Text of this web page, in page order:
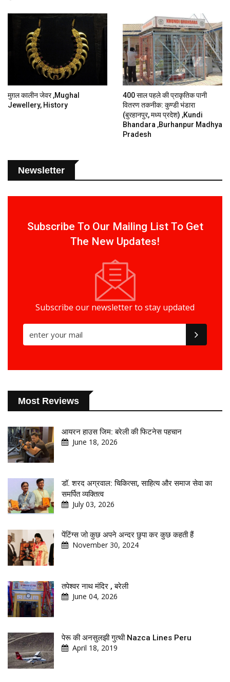
मुग़ल कालीन जेवर ,mughal
Jewellery, History
400 साल पहले की प्राकृतिक पानी
वितरण तकनीक: कुण्डी भंडारा
(बुरहानपुर, मध्य प्रदेश) ,kundi
Bhandara ,burhanpur Madhya
Pradesh
Newsletter
Subscribe To Our Mailing List To Get
The New Updates!
Subscribe our newsletter to stay updated
Most Reviews
आयरन हाउस जिम: बरेली की फिटनेस पहचान
June 18, 2026
डॉ. शरद अग्रवाल: चिकित्सा, साहित्य और समाज सेवा का
समर्पित व्यक्तित्व
July 03, 2026
पेंटिंग्स जो कुछ अपने अन्दर छुपा कर कुछ कहती हैं
November 30, 2024
तपेश्वर नाथ मंदिर , बरेली
June 04, 2026
पेरू की अनसुलझी गुत्थी Nazca Lines Peru
April 18, 2019